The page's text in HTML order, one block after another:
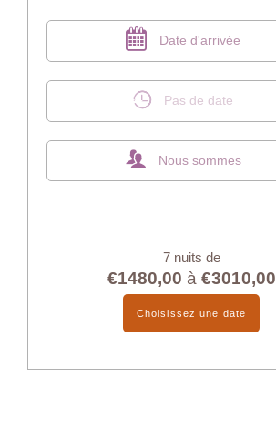
Date d'arrivée
Pas de date
Nous sommes
7 nuits de
€1480,00 à €3010,00
Choisissez une date